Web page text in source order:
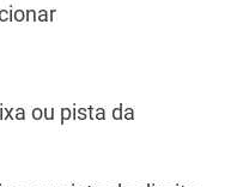
ou pista da